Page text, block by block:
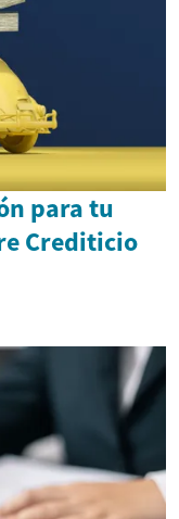
para tu
Crediticio